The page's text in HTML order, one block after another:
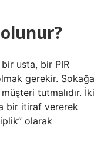
usta, bir PIR
gerekir. Sokağa
tutmalıdır. İki
bir itiraf vererek
olarak